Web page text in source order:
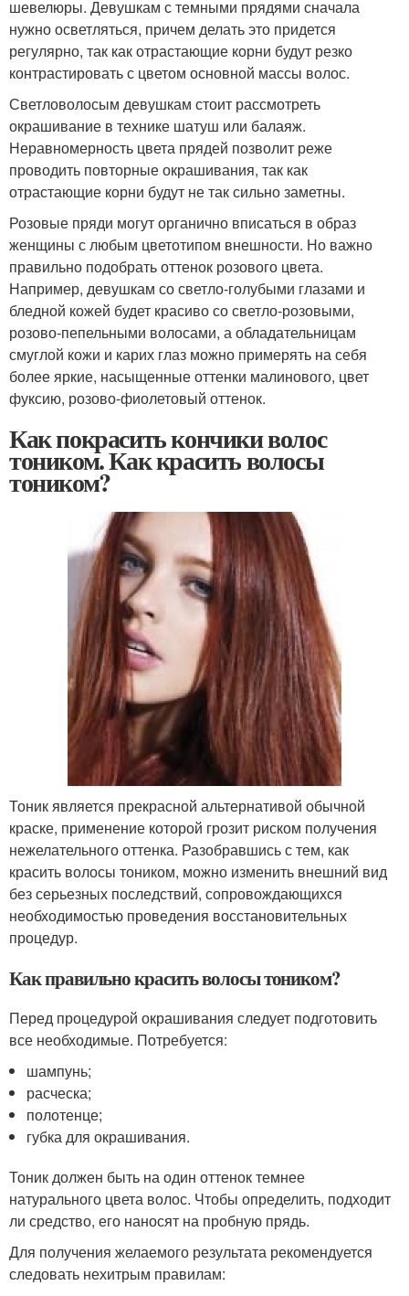
шевелюры. Девушкам с темными прядями сначала
нужно осветляться, причем делать это придется
регулярно, так как отрастающие корни будут резко
контрастировать с цветом основной массы волос.
Светловолосым девушкам стоит рассмотреть
окрашивание в технике шатуш или балаяж.
Неравномерность цвета прядей позволит реже
проводить повторные окрашивания, так как
отрастающие корни будут не так сильно заметны.
Розовые пряди могут органично вписаться в образ
женщины с любым цветотипом внешности. Но важно
правильно подобрать оттенок розового цвета.
Например, девушкам со светло-голубыми глазами и
бледной кожей будет красиво со светло-розовыми,
розово-пепельными волосами, а обладательницам
смуглой кожи и карих глаз можно примерять на себя
более яркие, насыщенные оттенки малинового, цвет
фуксию, розово-фиолетовый оттенок.
Как покрасить кончики волос
тоником. Как красить волосы
тоником?
Тоник является прекрасной альтернативой обычной
краске, применение которой грозит риском получения
нежелательного оттенка. Разобравшись с тем, как
красить волосы тоником, можно изменить внешний вид
без серьезных последствий, сопровождающихся
необходимостью проведения восстановительных
процедур.
Как правильно красить волосы тоником?
Перед процедурой окрашивания следует подготовить
все необходимые. Потребуется:
шампунь;
расческа;
полотенце;
губка для окрашивания.
Тоник должен быть на один оттенок темнее
натурального цвета волос. Чтобы определить, подходит
ли средство, его наносят на пробную прядь.
Для получения желаемого результата рекомендуется
следовать нехитрым правилам: